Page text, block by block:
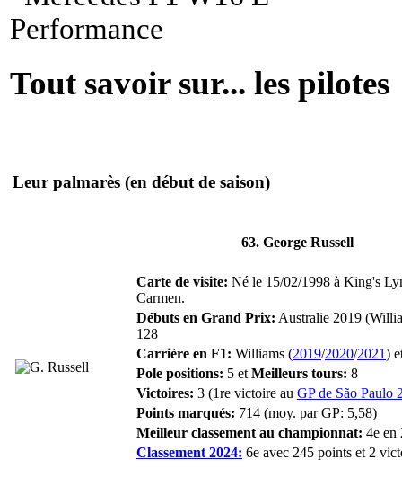
Tout savoir sur... les pilotes
Leur palmarès (en début de saison)
63. George Russell
Carte de visite: Né le 15/02/1998 à King's
Carmen.
Débuts en Grand Prix: Australie 2019
128
Carrière en F1: Williams (2019/2020/2021)
Pole positions: 5 et Meilleurs tours: 8
Victoires: 3 (1re victoire au GP de São Paulo
Points marqués: 714 (moy. par GP: 5,58)
Meilleur classement au championnat: 4e en
Classement 2024: 6e avec 245 points et 2